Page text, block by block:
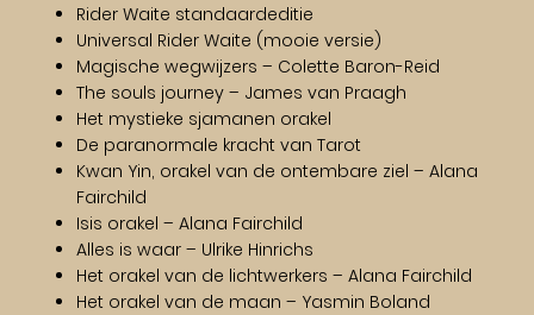
Rider Waite standaardeditie
Universal Rider Waite (mooie versie)
Magische wegwijzers – Colette Baron-Reid
The souls journey – James van Praagh
Het mystieke sjamanen orakel
De paranormale kracht van Tarot
Kwan Yin, orakel van de ontembare ziel – Alana
Fairchild
Isis orakel – Alana Fairchild
Alles is waar – Ulrike Hinrichs
Het orakel van de lichtwerkers – Alana Fairchild
Het orakel van de maan – Yasmin Boland